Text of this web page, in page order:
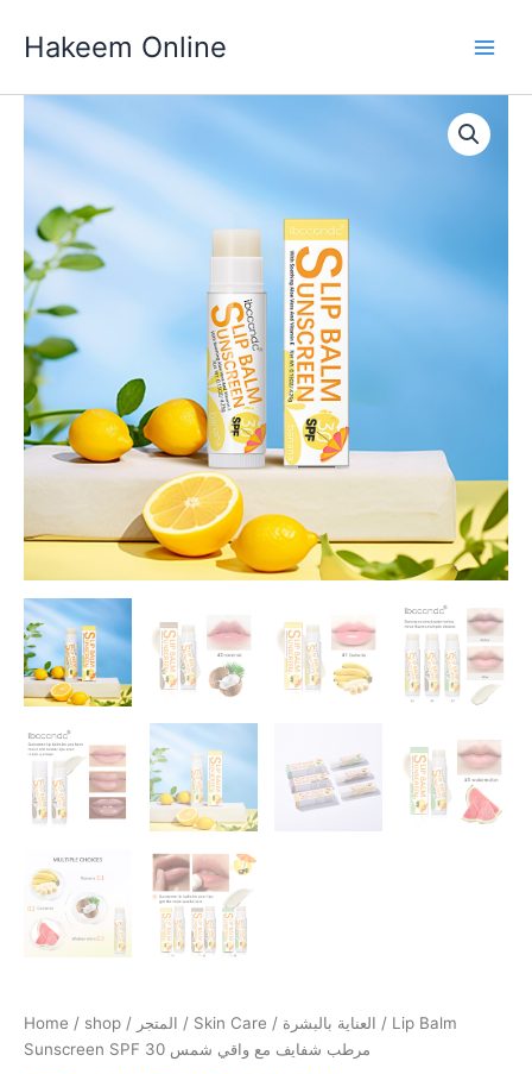
Hakeem Online
Home / shop / المتجر / Skin Care / العناية بالبشرة / Lip Balm
Sunscreen SPF 30 مرطب شفايف مع واقي شمس